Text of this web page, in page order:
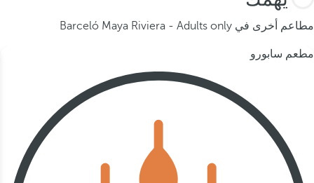
مطاعم أخرى في Barceló Maya Riviera - Adults only
مطعم سابورو